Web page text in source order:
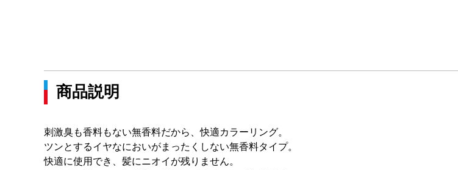
商品説明
刺激臭も香料もない無香料だから、快適カラーリング。
ツンとするイヤなにおいがまったくしない無香料タイプ。
快適に使用でき、髪にニオイが残りません。